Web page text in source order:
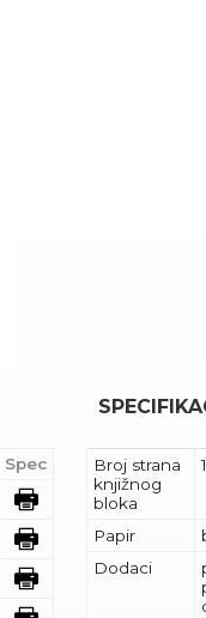
Spec
Broj strana
knjižnog
bloka
Papir
Dodaci